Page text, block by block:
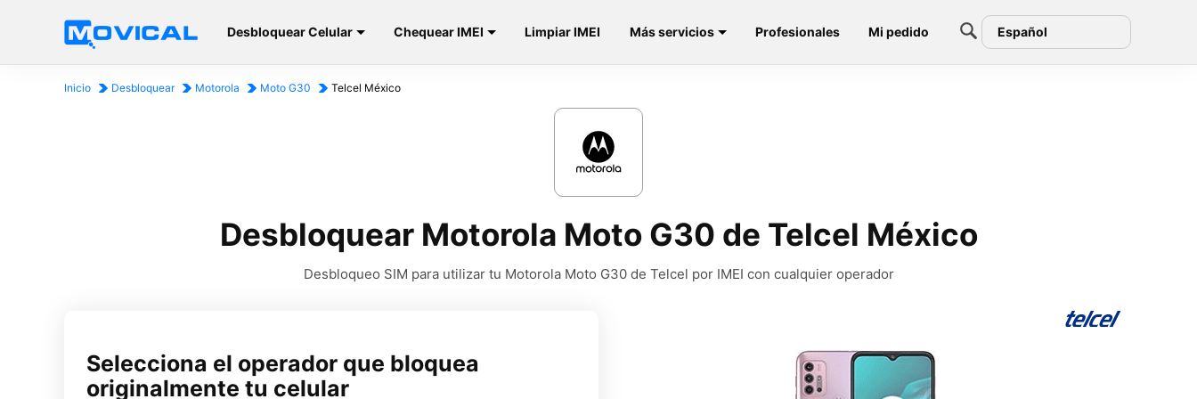
Desbloquear Celular Chequear IMEI Limpiar IMEI Más servicios Profesionales Mi pedido Español
Inicio Desbloquear Motorola Moto G30 Telcel México
Desbloquear Motorola Moto G30 de Telcel México
Desbloqueo SIM para utilizar tu Motorola Moto G30 de Telcel por IMEI con cualquier operador
Selecciona el operador que bloquea
originalmente tu celular